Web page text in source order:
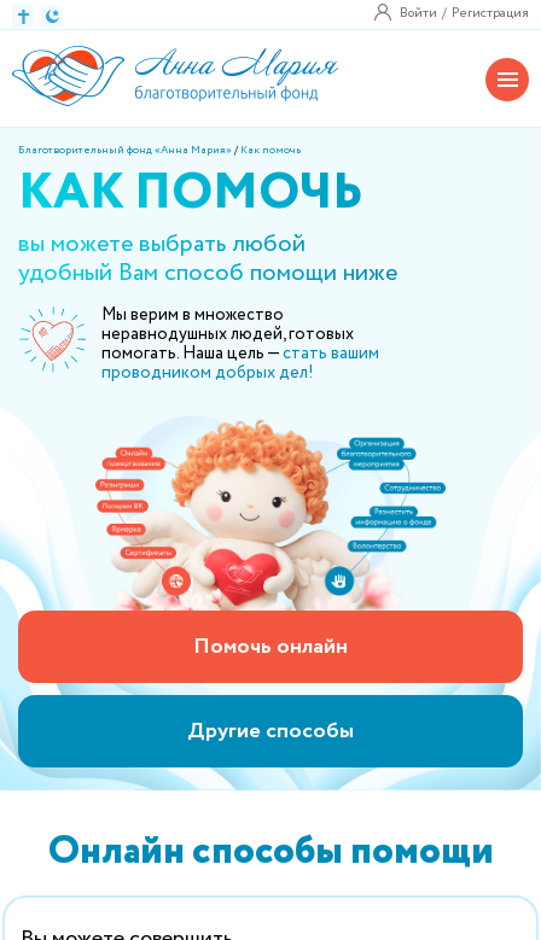
Войти Регистрация
Благотворительный фонд «Анна Мария»/Как помочь
КАК ПОМОЧЬ
вы можете выбрать любой
удобный Вам способ помощи ниже
Мы верим в множество
неравнодушных людей, готовых
помогать. Наша цель —стать вашим
проводником добрых дел!
Помочь онлайн
Другие способы
Онлайн способы помощи